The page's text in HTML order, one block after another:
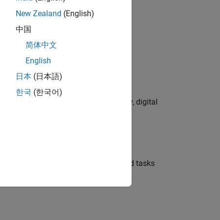
strategy and major
to lead global campaign strategy, digital
CSR team with communications and tasks
New Zealand (English)
中国
简体中文
English
日本 (日本語)
한국 (한국어)